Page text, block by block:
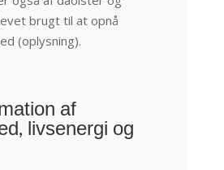
brugt til at opnå
(oplysning).
af
livsenergi og